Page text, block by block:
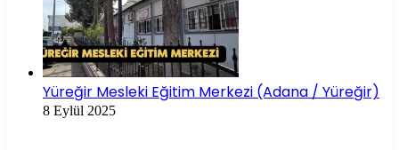
Yüreğir Mesleki Eğitim Merkezi (Adana / Yüreğir)
8 Eylül 2025